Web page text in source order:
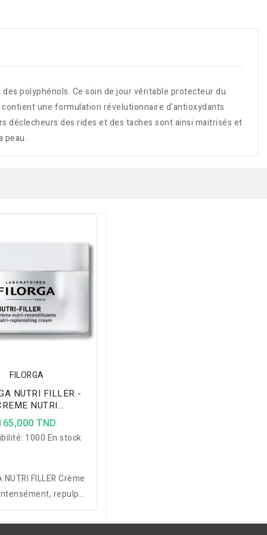
des polyphénols. Ce soin de jour véritable protecteur du
une formulation révelutionnaire d'antioxydants
déclecheurs des rides et des taches sont ainsi maitrisés et
peau.
FILORGA
NUTRI FILLER -
NUTRI
50ML
TND
1000 En stock
NUTRI FILLER Crème
repulpe
l’ovale du visage
de karité, huile